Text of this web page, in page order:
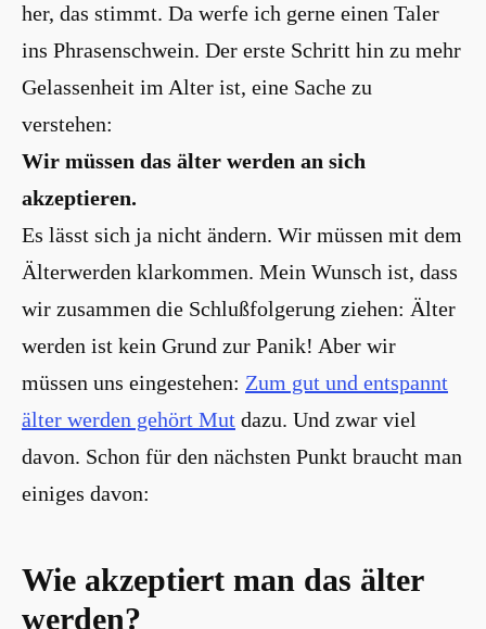
her, das stimmt. Da werfe ich gerne einen Taler
ins Phrasenschwein. Der erste Schritt hin zu mehr
Gelassenheit im Alter ist, eine Sache zu
verstehen:
Wir müssen das älter werden an sich
akzeptieren.
Es lässt sich ja nicht ändern. Wir müssen mit dem
Älterwerden klarkommen. Mein Wunsch ist, dass
wir zusammen die Schlußfolgerung ziehen: Älter
werden ist kein Grund zur Panik! Aber wir
müssen uns eingestehen: Zum gut und entspannt
älter werden gehört Mut dazu. Und zwar viel
davon. Schon für den nächsten Punkt braucht man
einiges davon:
Wie akzeptiert man das älter
werden?